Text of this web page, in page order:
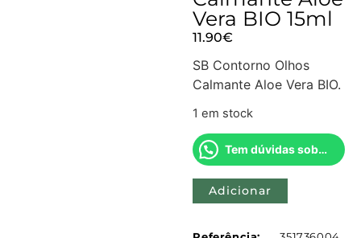
Vera BIO 15ml
11.90€
SB Contorno Olhos
Calmante Aloe Vera BIO.
1 em stock
Tem dúvidas sobre este produto?
Adicionar